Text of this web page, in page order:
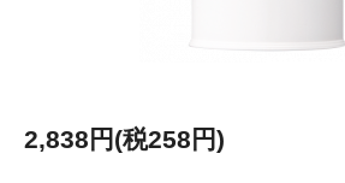
2,838円(税258円)